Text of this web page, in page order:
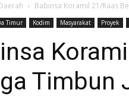
Babinsa Koramil 21/Raas
Timur Kodim Masyarakat Proyek
Timbun